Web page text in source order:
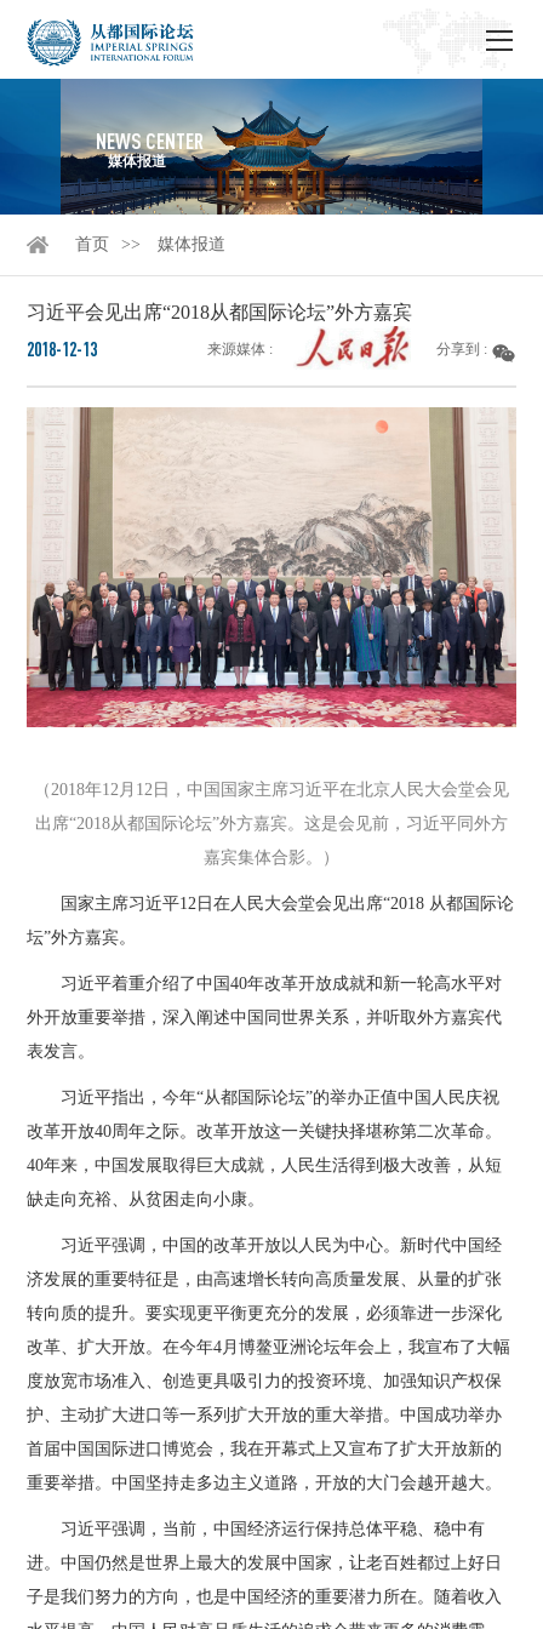
NEWS CENTER
媒体报道
首页 媒体报道
习近平会见出席“2018从都国际论坛”外方嘉宾
2018-12-13 来源媒体 : 分享到 :
（2018年12月12日，中国国家主席习近平在北京人民大会堂会见
出席“2018从都国际论坛”外方嘉宾。这是会见前，习近平同外方
嘉宾集体合影。）
国家主席习近平12日在人民大会堂会见出席“2018 从都国际论
坛”外方嘉宾。
习近平着重介绍了中国40年改革开放成就和新一轮高水平对
外开放重要举措，深入阐述中国同世界关系，并听取外方嘉宾代
表发言。
习近平指出，今年“从都国际论坛”的举办正值中国人民庆祝
改革开放40周年之际。改革开放这一关键抉择堪称第二次革命。
40年来，中国发展取得巨大成就，人民生活得到极大改善，从短
缺走向充裕、从贫困走向小康。
习近平强调，中国的改革开放以人民为中心。新时代中国经
济发展的重要特征是，由高速增长转向高质量发展、从量的扩张
转向质的提升。要实现更平衡更充分的发展，必须靠进一步深化
改革、扩大开放。在今年4月博鳌亚洲论坛年会上，我宣布了大幅
度放宽市场准入、创造更具吸引力的投资环境、加强知识产权保
护、主动扩大进口等一系列扩大开放的重大举措。中国成功举办
首届中国国际进口博览会，我在开幕式上又宣布了扩大开放新的
重要举措。中国坚持走多边主义道路，开放的大门会越开越大。
习近平强调，当前，中国经济运行保持总体平稳、稳中有
进。中国仍然是世界上最大的发展中国家，让老百姓都过上好日
子是我们努力的方向，也是中国经济的重要潜力所在。随着收入